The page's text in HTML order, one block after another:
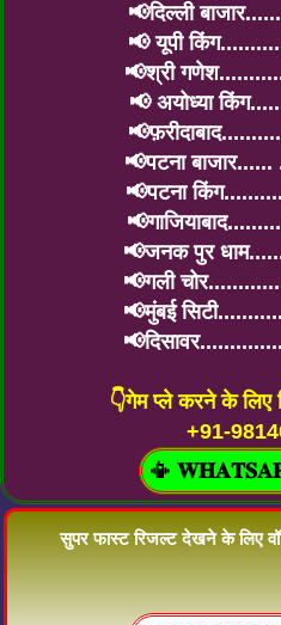
📢दिल्ली
📢 यूपी
📢श्री
📢 अयोध्या
📢पटना
📢पटना
📢जनक पुर
📢गली
📢मुंबई
👇गेम प्ले करने के
+91-
📳
सुपर फास्ट रिजल्ट देखने के लिए